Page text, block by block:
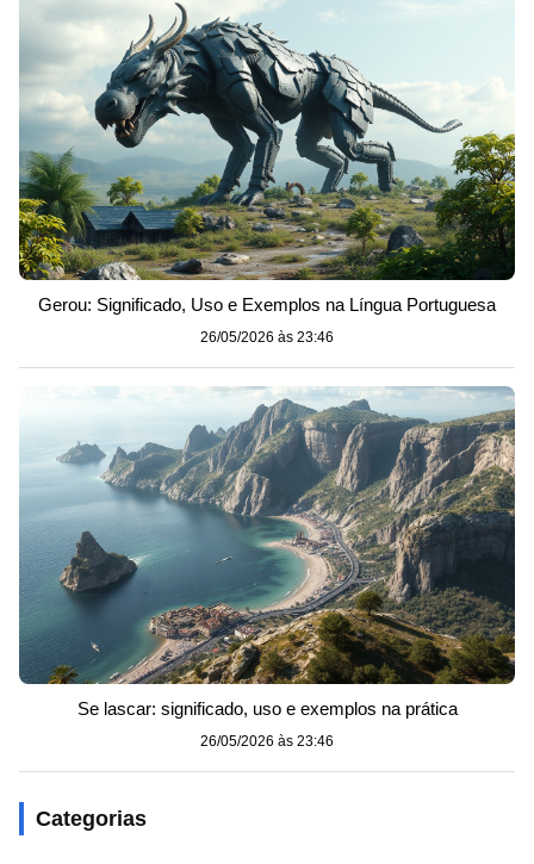
Gerou: Significado, Uso e Exemplos na Língua Portuguesa
26/05/2026 às 23:46
Se lascar: significado, uso e exemplos na prática
26/05/2026 às 23:46
Categorias